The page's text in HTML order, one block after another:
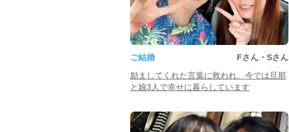
ご結婚
Fさん・Sさん
励ましてくれた言葉に救われ、今では旦那
と娘3人で幸せに暮らしています